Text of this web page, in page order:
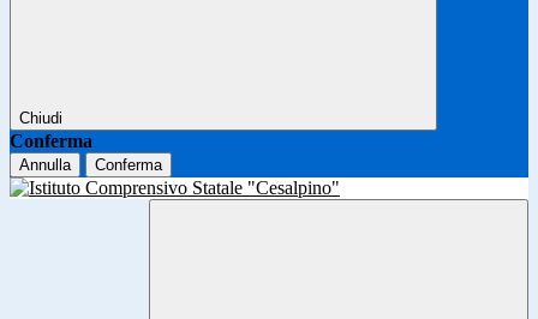
Chiudi
Conferma
Annulla Conferma